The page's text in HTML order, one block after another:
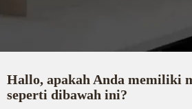
Hallo, apakah Anda memiliki
seperti dibawah ini?